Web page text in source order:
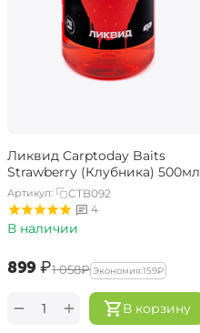
Ликвид Carptoday Baits
Strawberry (Клубника) 500мл
Артикул:
CTB092
4
В наличии
‍899‍₽‍1 058‍₽ Экономия:‍159‍₽
В корзину
+
−